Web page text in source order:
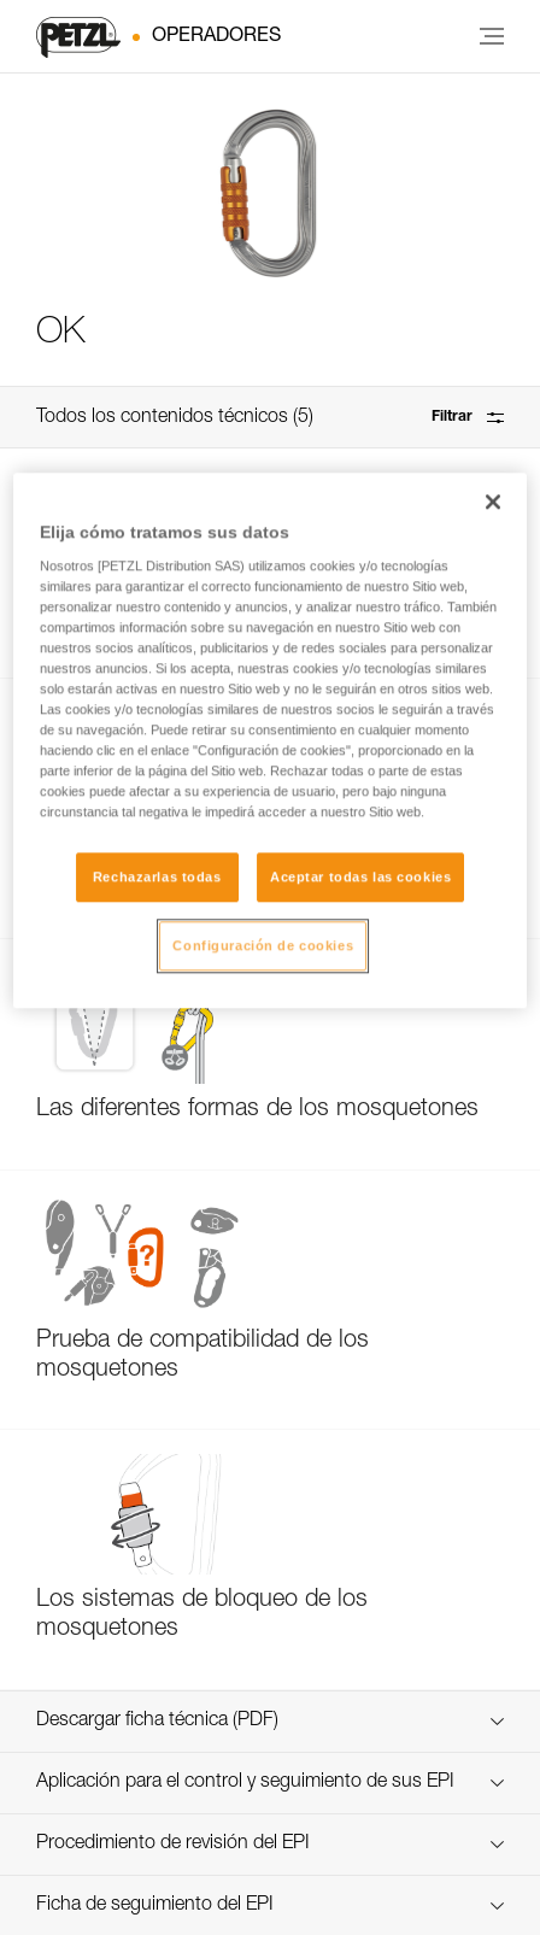
OPERADORES
OK
Todos los contenidos técnicos 5 Filtrar
Lo esencial sobre los mosquetones
Ejemplos de solicitaciones peligrosas de los
mosquetones.
Las diferentes formas de los mosquetones
Prueba de compatibilidad de los
mosquetones
Los sistemas de bloqueo de los
mosquetones
Descargar ficha técnica (PDF)
Technical Notice
Aplicación para el control y seguimiento de sus EPI
descubra ePPEcentre
Procedimiento de revisión del EPI
verif EPI-CONNECTEURS-procedure-ES
Ficha de seguimiento del EPI
Elija cómo tratamos sus datos
Nosotros [PETZL Distribution SAS) utilizamos cookies y/o tecnologías
similares para garantizar el correcto funcionamiento de nuestro Sitio web,
personalizar nuestro contenido y anuncios, y analizar nuestro tráfico. También
compartimos información sobre su navegación en nuestro Sitio web con
nuestros socios analíticos, publicitarios y de redes sociales para personalizar
nuestros anuncios. Si los acepta, nuestras cookies y/o tecnologías similares
solo estarán activas en nuestro Sitio web y no le seguirán en otros sitios web.
Las cookies y/o tecnologías similares de nuestros socios le seguirán a través
de su navegación. Puede retirar su consentimiento en cualquier momento
haciendo clic en el enlace "Configuración de cookies", proporcionado en la
parte inferior de la página del Sitio web. Rechazar todas o parte de estas
cookies puede afectar a su experiencia de usuario, pero bajo ninguna
circunstancia tal negativa le impedirá acceder a nuestro Sitio web.
Rechazarlas todas Aceptar todas las cookies
Configuración de cookies